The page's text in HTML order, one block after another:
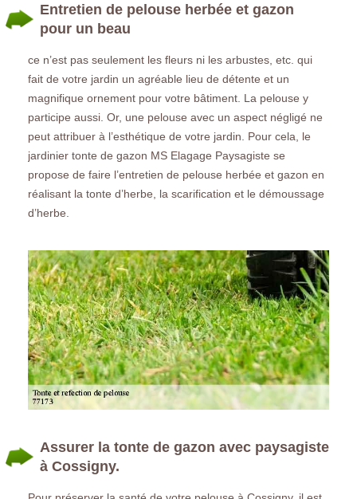
Entretien de pelouse herbée et gazon
pour un beau
ce n’est pas seulement les fleurs ni les arbustes, etc. qui
fait de votre jardin un agréable lieu de détente et un
magnifique ornement pour votre bâtiment. La pelouse y
participe aussi. Or, une pelouse avec un aspect négligé ne
peut attribuer à l’esthétique de votre jardin. Pour cela, le
jardinier tonte de gazon MS Elagage Paysagiste se
propose de faire l’entretien de pelouse herbée et gazon en
réalisant la tonte d’herbe, la scarification et le démoussage
d’herbe.
Assurer la tonte de gazon avec paysagiste
à Cossigny.